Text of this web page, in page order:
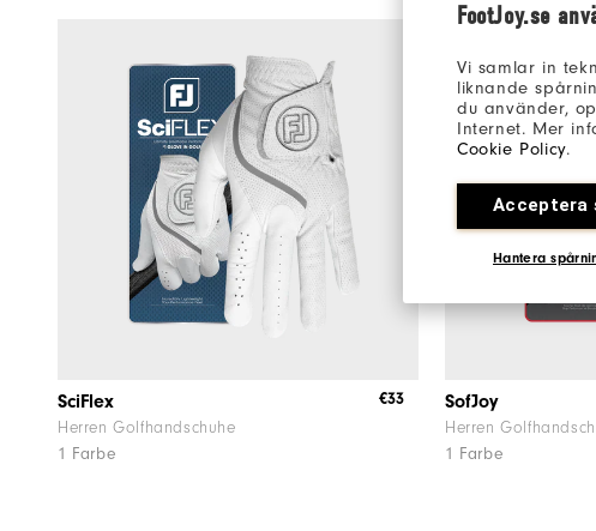
FootJoy.se
Vi samlar in
liknande
du använder,
Internet. Mer
Cookie Policy.
Acceptera
Hantera
SciFlex
Herren Golfhandschuhe
1 Farbe
€33 SofJoy
Herren
1 Farbe